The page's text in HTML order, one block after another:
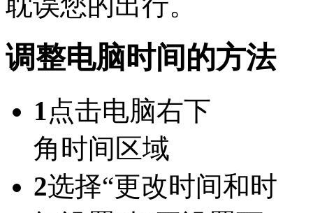
调整电脑时间的方法
1点击电脑右下
角时间区域
2选择“更改时间和时